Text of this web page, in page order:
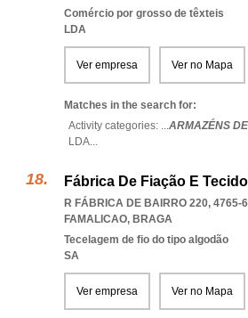
Comércio por grosso de têxteis
LDA
Ver empresa Ver no Mapa
Matches in the search for:
Activity categories: ...ARMAZÉNS
LDA...
Fábrica De Fiação E
R FÁBRICA DE BAIRRO 220, 4765-
FAMALICAO, BRAGA
Tecelagem de fio do tipo algodão
SA
Ver empresa Ver no Mapa